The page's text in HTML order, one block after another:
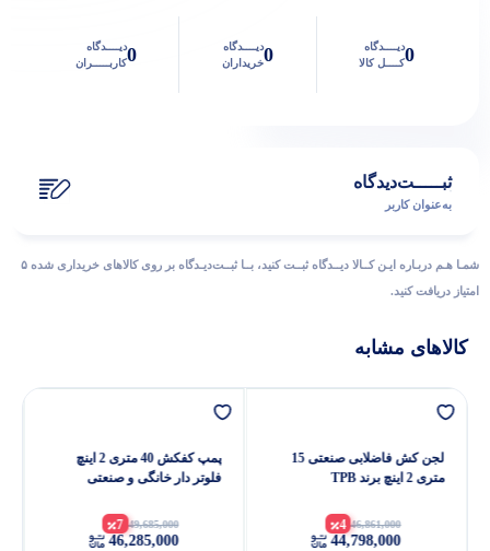
0دیــــدگاه
کــــل کالا
0دیــــدگاه
خریداران
0دیــــدگاه
کاربـــــران
ثبـــــت‌دیدگاه
به‌عنوان کاربر
شمـا هـم دربـاره ایـن کــالا دیــدگاه ثبــت کنید، بــا ثبــت‌دیـدگاه بر روی کالاهای خریداری شده ۵
امتیاز دریافت کنید.
کالاهای مشابه
لجن کش فاضلابی صنعتی 15
متری 2 اینچ برند TPB
46,861,000
4
44,798,000
پمپ کفکش 40 متری 2 اینچ
فلوتر دار خانگی و صنعتی
49,685,000
7
46,285,000